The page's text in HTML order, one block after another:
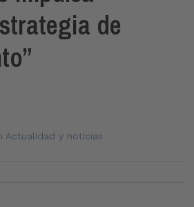
de
Actualidad y noticias